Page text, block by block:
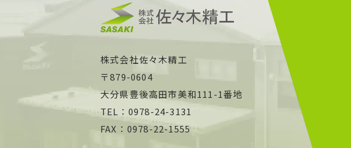
株式会社佐々木精工
〒879-0604
大分県豊後高田市美和111-1番地
TEL：0978-24-3131
FAX：0978-22-1555